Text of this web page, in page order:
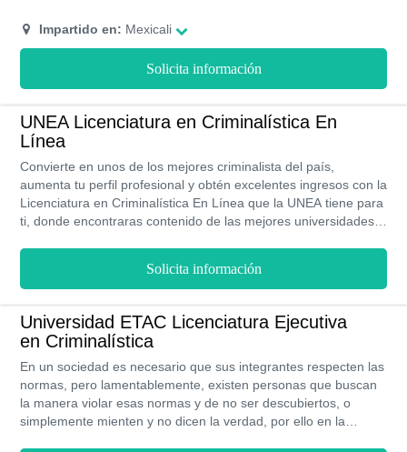
modalidad semipresencial. Tras el cumplimiento con los
cuatrimestres, puedes contar con la culminación de estos
estudios para velar por tu futuro al poner en práctica estos
conocimientos, aprovechando la reputación académica que
Impartido en: Mexicali
Solicita información
UNEA Licenciatura en Criminalística En
Línea
Convierte en unos de los mejores criminalista del país,
aumenta tu perfil profesional y obtén excelentes ingresos con la
Licenciatura en Criminalística En Línea que la UNEA tiene para
ti, donde encontraras contenido de las mejores universidades
lo cual realizaras en el tiempo que tengas disponible ya que
esta modalidad se ajusta a tus necesidades para que no
interfieran tus estudios con el resto de tus actividades, en la
UNEA contaras con el apoyo de tutores y el respaldo de validez
para tus estudios emitidos por la SEP.
Solicita información
Universidad ETAC Licenciatura Ejecutiva
en Criminalística
En un sociedad es necesario que sus integrantes respecten las
normas, pero lamentablemente, existen personas que buscan
la manera violar esas normas y de no ser descubiertos, o
simplemente mienten y no dicen la verdad, por ello en la